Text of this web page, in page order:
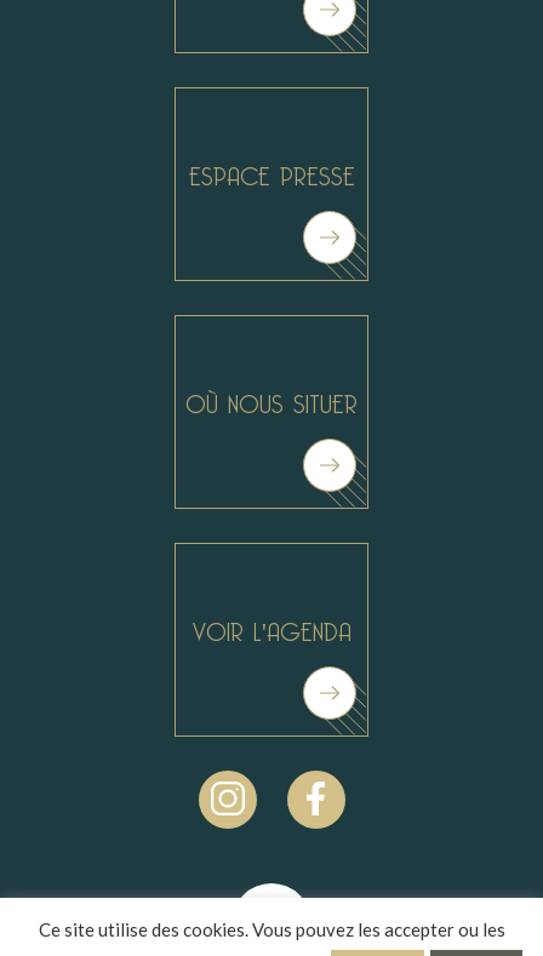
ESPACE PRESSE
OÙ NOUS SITUER
VOIR L'AGENDA
Réalisé
Ce site utilise des cookies. Vous pouvez les accepter ou les